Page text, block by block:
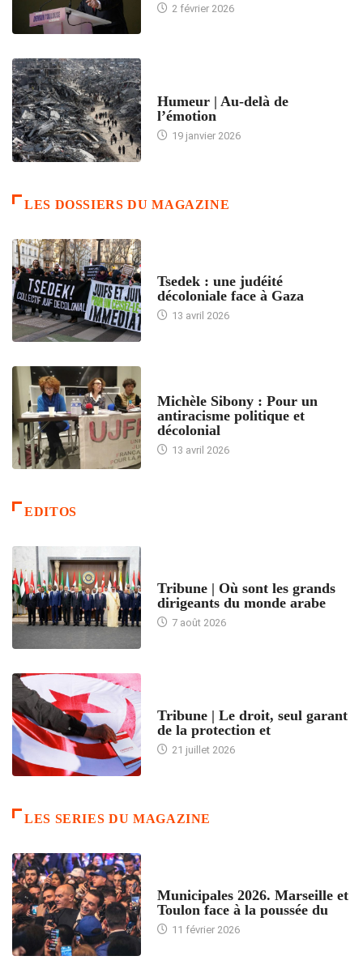
2 février 2026
Humeur | Au-delà de
l’émotion
19 janvier 2026
LES DOSSIERS DU MAGAZINE
Tsedek : une judéité
décoloniale face à Gaza
13 avril 2026
Michèle Sibony : Pour un
antiracisme politique et
décolonial
13 avril 2026
EDITOS
Tribune | Où sont les grands
dirigeants du monde arabe
7 août 2026
Tribune | Le droit, seul garant
de la protection et
21 juillet 2026
LES SERIES DU MAGAZINE
Municipales 2026. Marseille et
Toulon face à la poussée du
11 février 2026